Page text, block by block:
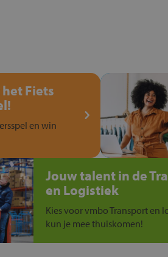
Fiets
en win
Jouw talent in de
en Logistiek
Kies voor vmbo Transport en
kun je mee thuiskomen!